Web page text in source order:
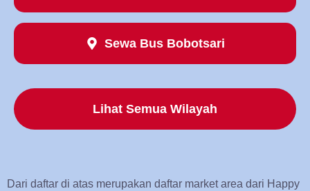
Sewa Bus Bobotsari
Lihat Semua Wilayah
Dari daftar di atas merupakan daftar market area dari Happy